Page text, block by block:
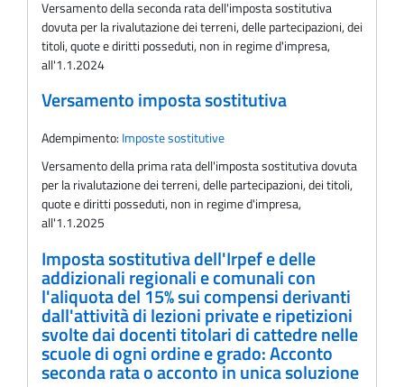
Versamento della seconda rata dell'imposta sostitutiva
dovuta per la rivalutazione dei terreni, delle partecipazioni, dei
titoli, quote e diritti posseduti, non in regime d'impresa,
all'1.1.2024
Versamento imposta sostitutiva
Adempimento: Imposte sostitutive
Versamento della prima rata dell'imposta sostitutiva dovuta
per la rivalutazione dei terreni, delle partecipazioni, dei titoli,
quote e diritti posseduti, non in regime d'impresa,
all'1.1.2025
Imposta sostitutiva dell'Irpef e delle
addizionali regionali e comunali con
l'aliquota del 15% sui compensi derivanti
dall'attività di lezioni private e ripetizioni
svolte dai docenti titolari di cattedre nelle
scuole di ogni ordine e grado: Acconto
seconda rata o acconto in unica soluzione